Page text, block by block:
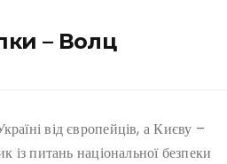
– Волц
від європейців, а Києву –
із питань національної безпеки